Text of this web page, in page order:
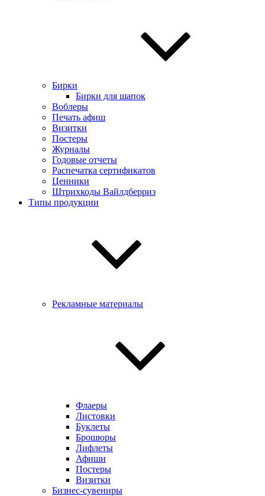
Бирки
Бирки для шапок
Воблеры
Печать афиш
Визитки
Постеры
Журналы
Годовые отчеты
Распечатка сертификатов
Ценники
Штрихкоды Вайлдберриз
Типы продукции
Рекламные материалы
Флаеры
Листовки
Буклеты
Брошюры
Лифлеты
Афиши
Постеры
Визитки
Бизнес-сувениры